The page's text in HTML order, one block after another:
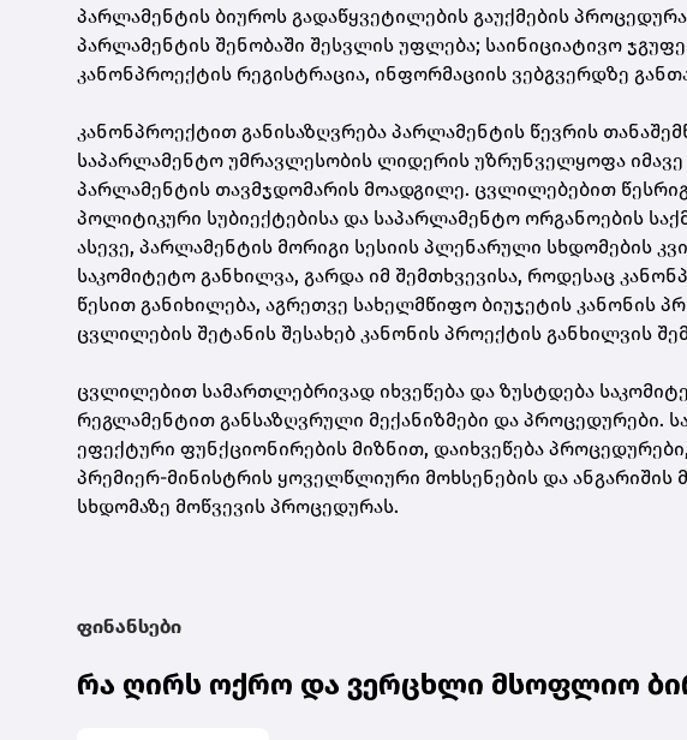
პარლამენტის ბიუროს გადაწყვეტილების გაუქმების
პარლამენტის შენობაში შესვლის უფლება; საინიციატივო
კანონპროექტის რეგისტრაცია, ინფორმაციის ვებგვერდზე
კანონპროექტით განისაზღვრება პარლამენტის წევრის
საპარლამენტო უმრავლესობის ლიდერის უზრუნველყოფა
პარლამენტის თავმჯდომარის მოადგილე. ცვლილებებით
პოლიტიკური სუბიექტებისა და საპარლამენტო ორგანოების
ასევე, პარლამენტის მორიგი სესიის პლენარული სხდომების
საკომიტეტო განხილვა, გარდა იმ შემთხვევისა, როდესაც
წესით განიხილება, აგრეთვე სახელმწიფო ბიუჯეტის კანონის
ცვლილების შეტანის შესახებ კანონის პროექტის განხილვის
ცვლილებით სამართლებრივად იხვეწება და ზუსტდება
რეგლამენტით განსაზღვრული მექანიზმები და პროცედურები.
ეფექტური ფუნქციონირების მიზნით, დაიხვეწება
პრემიერ-მინისტრის ყოველწლიური მოხსენების და
სხდომაზე მოწვევის პროცედურას.
ფინანსები
რა ღირს ოქრო და ვერცხლი მსოფლიო